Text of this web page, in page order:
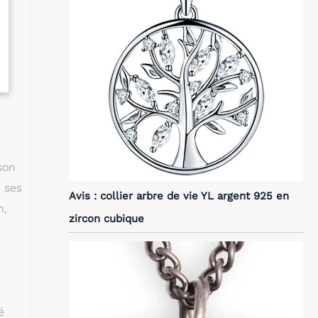
ses
Avis : collier arbre de vie YL argent 925 en
zircon cubique